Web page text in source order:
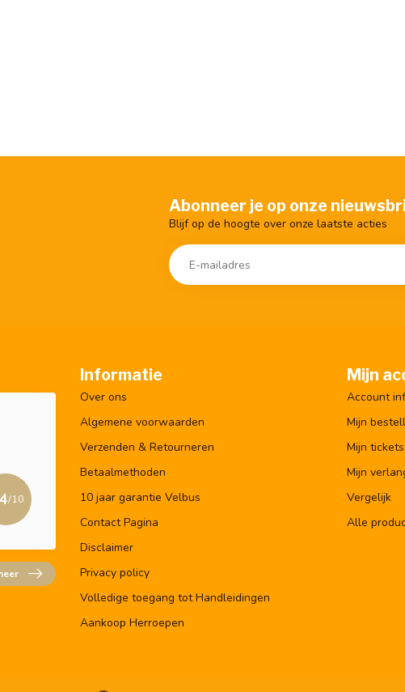
Abonneer je op onze
Blijf op de hoogte over onze laatste acties
/10
Informatie
Over ons
Algemene voorwaarden
Verzenden & Retourneren
Betaalmethoden
10 jaar garantie Velbus
Contact Pagina
Disclaimer
Privacy policy
Volledige toegang tot Handleidingen
Aankoop Herroepen
Mijn
Account
Mijn
Mijn tickets
Mijn
Vergelijk
Alle